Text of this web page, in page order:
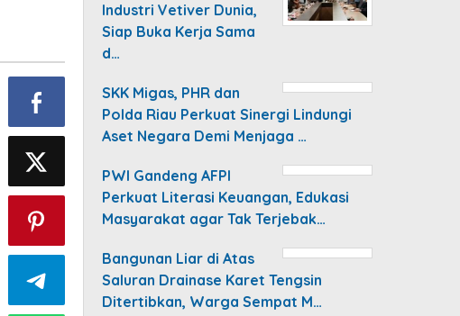
Industri Vetiver Dunia,
Siap Buka Kerja Sama
d…
SKK Migas, PHR dan
Polda Riau Perkuat Sinergi Lindungi
Aset Negara Demi Menjaga …
PWI Gandeng AFPI
Perkuat Literasi Keuangan, Edukasi
Masyarakat agar Tak Terjebak…
Bangunan Liar di Atas
Saluran Drainase Karet Tengsin
Ditertibkan, Warga Sempat M…